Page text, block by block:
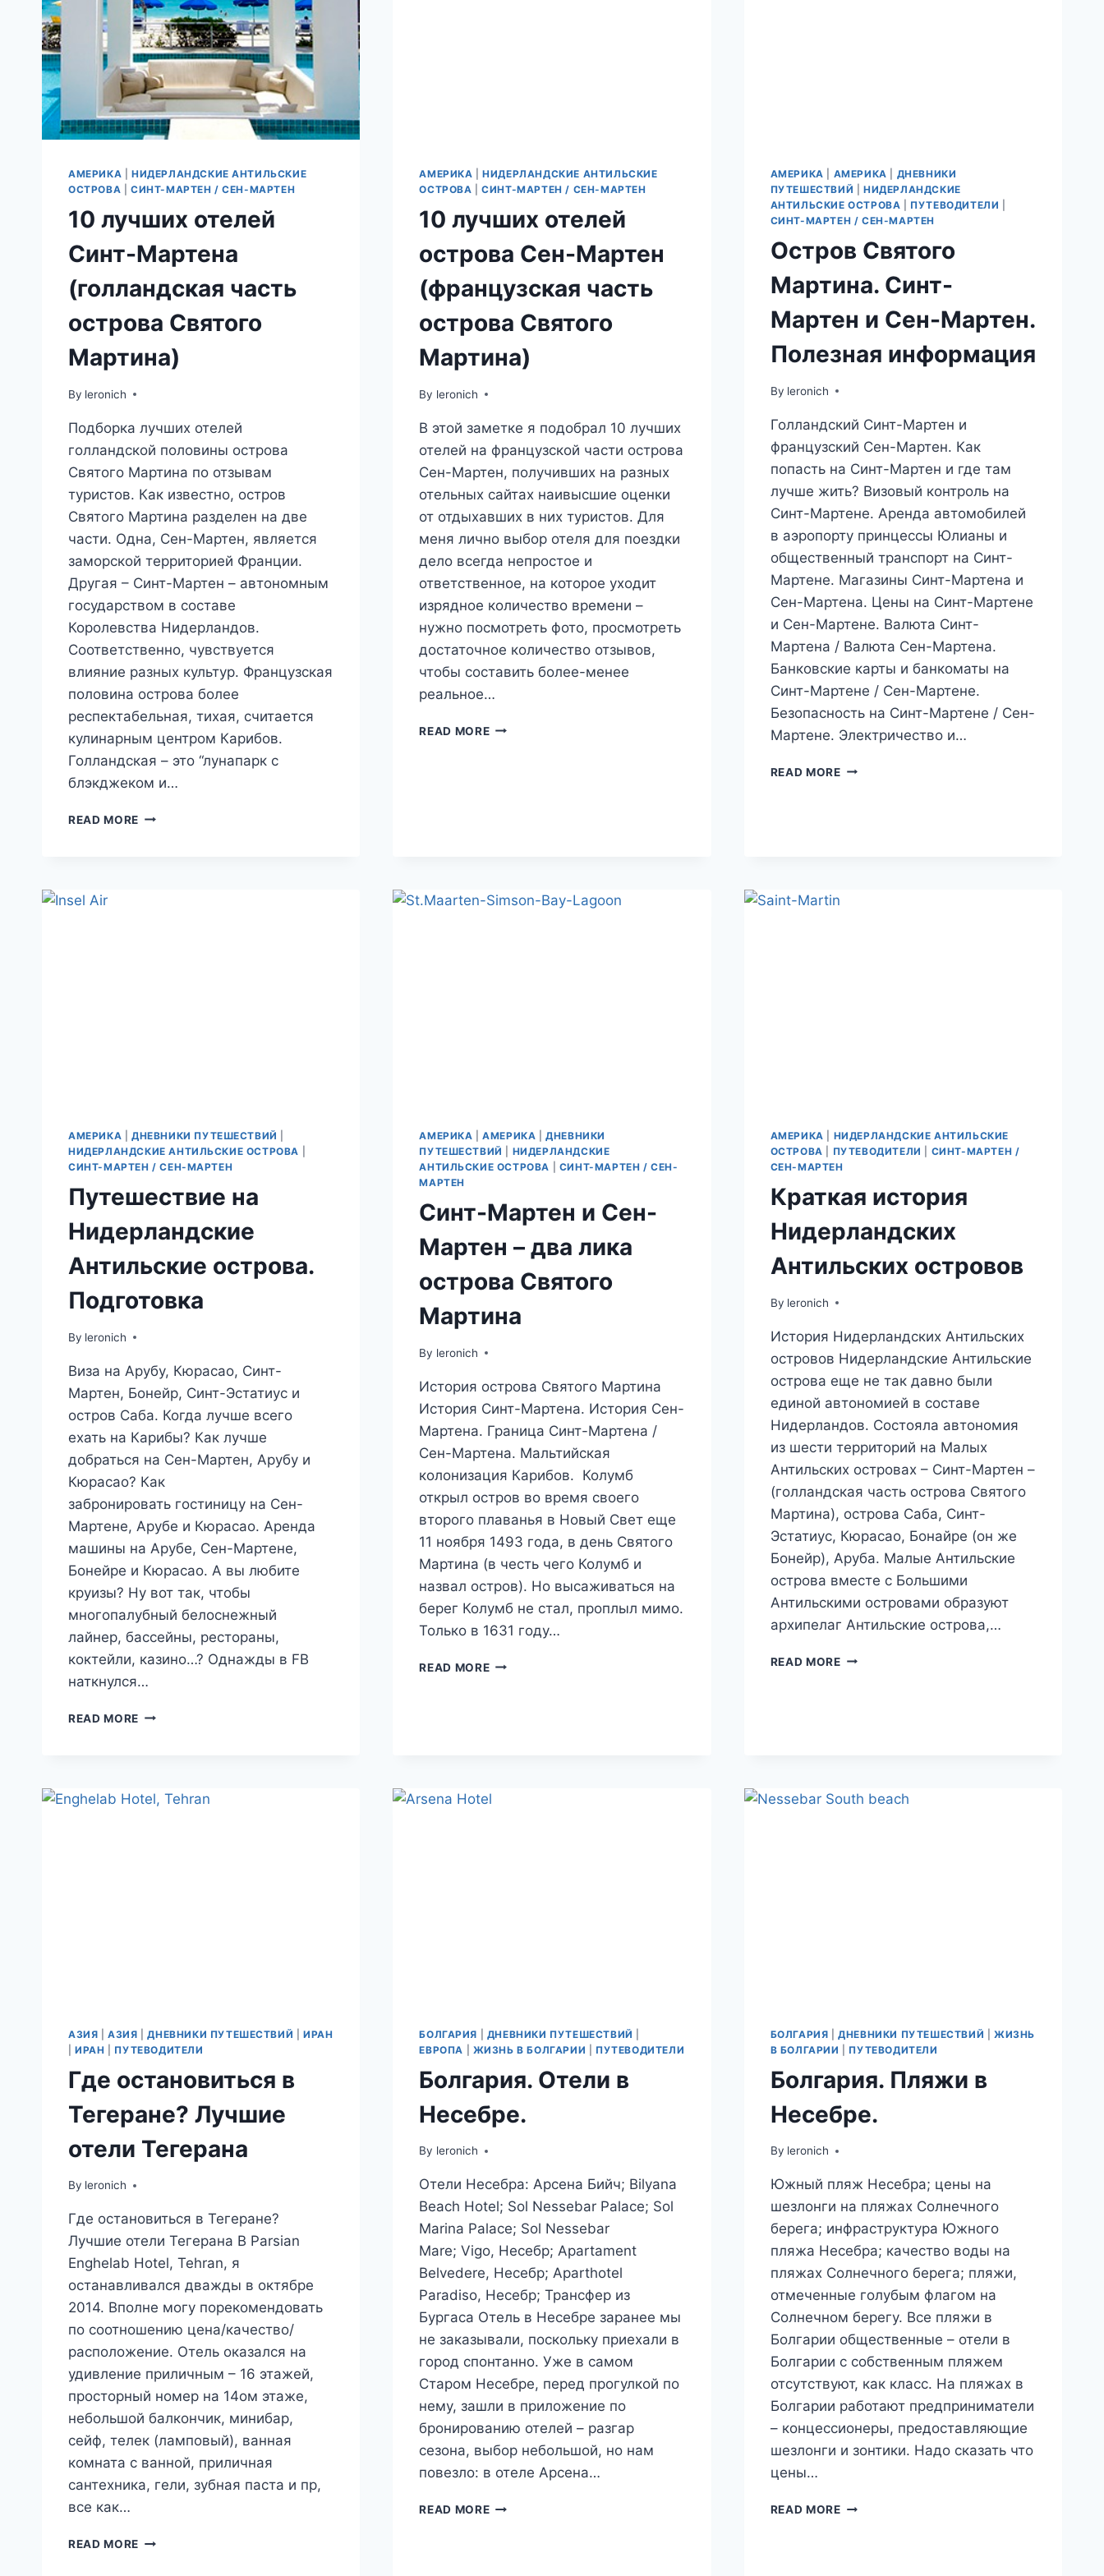
АМЕРИКА
НИДЕРЛАНДСКИЕ АНТИЛЬСКИЕ
ОСТРОВА
СИНТ-МАРТЕН / СЕН-МАРТЕН
10 лучших отелей
Синт-Мартена
(голландская часть
острова Святого
Мартина)
By leronich
Подборка лучших отелей
голландской половины острова
Святого Мартина по отзывам
туристов. Как известно, остров
Святого Мартина разделен на две
части. Одна, Сен-Мартен, является
заморской территорией Франции.
Другая – Синт-Мартен – автономным
государством в составе
Королевства Нидерландов.
Соответственно, чувствуется
влияние разных культур. Французская
половина острова более
респектабельная, тихая, считается
кулинарным центром Карибов.
Голландская – это “лунапарк с
блэкджеком и…
READ MORE 10
АМЕРИКА |НИДЕРЛАНДСКИЕ АНТИЛЬСКИЕ
ОСТРОВА |СИНТ-МАРТЕН / СЕН-МАРТЕН
10 лучших отелей
острова Сен-Мартен
(французская часть
острова Святого
Мартина)
By leronich
В этой заметке я подобрал 10 лучших
отелей на французской части острова
Сен-Мартен, получивших на разных
отельных сайтах наивысшие оценки
от отдыхавших в них туристов. Для
меня лично выбор отеля для поездки
дело всегда непростое и
ответственное, на которое уходит
изрядное количество времени –
нужно посмотреть фото, просмотреть
достаточное количество отзывов,
чтобы составить более-менее
реальное…
READ MORE10
МАРТИНА)
АМЕРИКА АМЕРИКА
ДНЕВНИКИ
ПУТЕШЕСТВИЙ
НИДЕРЛАНДСКИЕ
АНТИЛЬСКИЕ ОСТРОВА
ПУТЕВОДИТЕЛИ
СИНТ-МАРТЕН / СЕН-МАРТЕН
Остров Святого
Мартина. Синт-
Мартен и Сен-Мартен.
Полезная информация
By leronich
Голландский Синт-Мартен и
французский Сен-Мартен. Как
попасть на Синт-Мартен и где там
лучше жить? Визовый контроль на
Синт-Мартене. Аренда автомобилей
в аэропорту принцессы Юлианы и
общественный транспорт на Синт-
Мартене. Магазины Синт-Мартена и
Сен-Мартена. Цены на Синт-Мартене
и Сен-Мартене. Валюта Синт-
Мартена / Валюта Сен-Мартена.
Банковские карты и банкоматы на
Синт-Мартене / Сен-Мартене.
Безопасность на Синт-Мартене / Сен-
Мартене. Электричество и…
READ MOREОСТРОВ
АМЕРИКА ДНЕВНИКИ ПУТЕШЕСТВИЙ
НИДЕРЛАНДСКИЕ АНТИЛЬСКИЕ ОСТРОВА
СИНТ-МАРТЕН / СЕН-МАРТЕН
Путешествие на
Нидерландские
Антильские острова.
Подготовка
By leronich
Виза на Арубу, Кюрасао, Синт-
Мартен, Бонейр, Синт-Эстатиус и
остров Саба. Когда лучше всего
ехать на Карибы? Как лучше
добраться на Сен-Мартен, Арубу и
Кюрасао? Как
забронировать гостиницу на Сен-
Мартене, Арубе и Кюрасао. Аренда
машины на Арубе, Сен-Мартене,
Бонейре и Кюрасао. А вы любите
круизы? Ну вот так, чтобы
многопалубный белоснежный
лайнер, бассейны, рестораны,
коктейли, казино…? Однажды в FB
наткнулся…
READ MORE ПУТЕШЕСТВИЕ
ПОДГОТОВКА
АМЕРИКА |АМЕРИКА |ДНЕВНИКИ
ПУТЕШЕСТВИЙ
НИДЕРЛАНДСКИЕ
АНТИЛЬСКИЕ ОСТРОВА
СИНТ-МАРТЕН / СЕН-
МАРТЕН
Синт-Мартен и Сен-
Мартен – два лика
острова Святого
Мартина
By leronich
История острова Святого Мартина
История Синт-Мартена. История Сен-
Мартена. Граница Синт-Мартена /
Сен-Мартена. Мальтийская
колонизация Карибов. Колумб
открыл остров во время своего
второго плаванья в Новый Свет еще
11 ноября 1493 года, в день Святого
Мартина (в честь чего Колумб и
назвал остров). Но высаживаться на
берег Колумб не стал, проплыл мимо.
Только в 1631 году…
READ MOREСИНТ-
ОСТРОВА
АМЕРИКА
НИДЕРЛАНДСКИЕ АНТИЛЬСКИЕ
ОСТРОВА
ПУТЕВОДИТЕЛИ
СИНТ-МАРТЕН /
СЕН-МАРТЕН
Краткая история
Нидерландских
Антильских островов
By leronich
История Нидерландских Антильских
островов Нидерландские Антильские
острова еще не так давно были
единой автономией в составе
Нидерландов. Состояла автономия
из шести территорий на Малых
Антильских островах – Синт-Мартен –
(голландская часть острова Святого
Мартина), острова Саба, Синт-
Эстатиус, Кюрасао, Бонайре (он же
Бонейр), Аруба. Малые Антильские
острова вместе с Большими
Антильскими островами образуют
архипелаг Антильские острова,…
READ MOREКРАТКАЯ
АЗИЯ |АЗИЯ |ДНЕВНИКИ ПУТЕШЕСТВИЙ |ИРАН
|ИРАН ПУТЕВОДИТЕЛИ
Где остановиться в
Тегеране? Лучшие
отели Тегерана
By leronich
Где остановиться в Тегеране?
Лучшие отели Тегерана В Parsian
Enghelab Hotel, Tehran, я
останавливался дважды в октябре
2014. Вполне могу порекомендовать
по соотношению цена/качество/
расположение. Отель оказался на
удивление приличным – 16 этажей,
просторный номер на 14ом этаже,
небольшой балкончик, минибар,
сейф, телек (ламповый), ванная
комната с ванной, приличная
сантехника, гели, зубная паста и пр,
все как…
READ MORE ГДЕ
БОЛГАРИЯ ДНЕВНИКИ ПУТЕШЕСТВИЙ
ЕВРОПА
ЖИЗНЬ В БОЛГАРИИ ПУТЕВОДИТЕЛИ
Болгария. Отели в
Несебре.
By leronich
Отели Несебра: Арсена Бийч; Bilyana
Beach Hotel; Sol Nessebar Palace; Sol
Marina Palace; Sol Nessebar
Mare; Vigo, Несебр; Apartament
Belvedere, Несебр; Aparthotel
Paradiso, Несебр; Трансфер из
Бургаса Отель в Несебре заранее мы
не заказывали, поскольку приехали в
город спонтанно. Уже в самом
Старом Несебре, перед прогулкой по
нему, зашли в приложение по
бронированию отелей – разгар
сезона, выбор небольшой, но нам
повезло: в отеле Арсена…
READ MOREБОЛГАРИЯ.
БОЛГАРИЯ |ДНЕВНИКИ ПУТЕШЕСТВИЙ
ЖИЗНЬ
В БОЛГАРИИ
ПУТЕВОДИТЕЛИ
Болгария. Пляжи в
Несебре.
By leronich
Южный пляж Несебра; цены на
шезлонги на пляжах Солнечного
берега; инфраструктура Южного
пляжа Несебра; качество воды на
пляжах Солнечного берега; пляжи,
отмеченные голубым флагом на
Солнечном берегу. Все пляжи в
Болгарии общественные – отели в
Болгарии с собственным пляжем
отсутствуют, как класс. На пляжах в
Болгарии работают предприниматели
– концессионеры, предоставляющие
шезлонги и зонтики. Надо сказать что
цены…
READ MOREБОЛГАРИЯ.